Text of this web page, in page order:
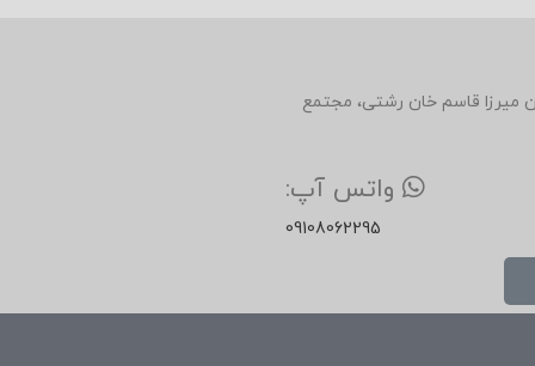
و مذاکره‌ی شخصی وجود ندارد؛ مهارت‌ها یکی هستند، فقط
روبروی رستوران میرزا قاسم خان رشتی، مجتمع
واتس آپ:
09108062295